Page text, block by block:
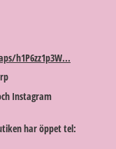
h1P6zz1p3W...
Instagram
har öppet tel: